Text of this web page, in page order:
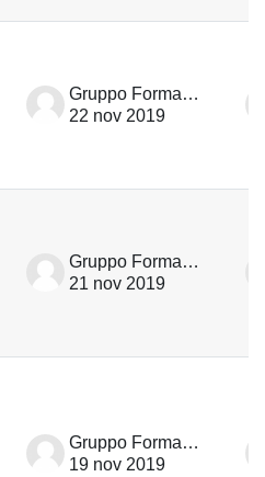
Gruppo Formazione
22 nov 2019
Gruppo Formazione
21 nov 2019
Gruppo Formazione
19 nov 2019